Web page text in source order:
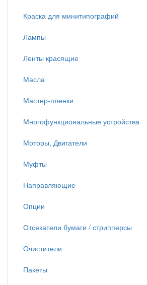
Краска для минитипографий
Лампы
Ленты красящие
Масла
Мастер-пленки
Многофункциональные устройства
Моторы, Двигатели
Муфты
Направляющие
Опции
Отсекатели бумаги / стрипперсы
Очистители
Пакеты